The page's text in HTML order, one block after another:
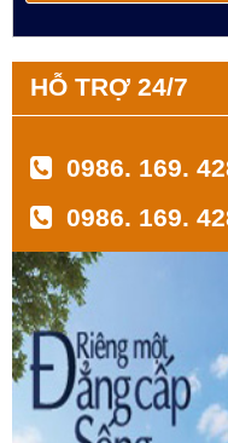
HỖ TRỢ 24/7
0986. 169.
0986. 169.